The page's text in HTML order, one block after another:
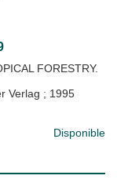
FORESTRY.
Verlag ; 1995
Disponible